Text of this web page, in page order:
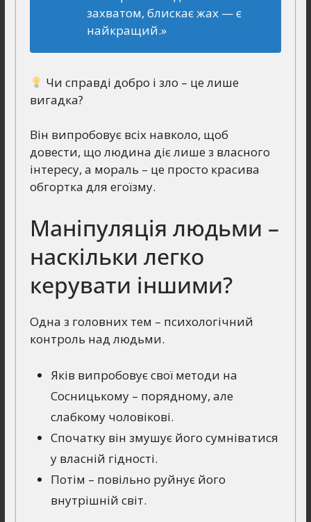
захватом, блискає жах — є
найкращий.»
Чи справді добро і зло – це лише
вигадка?
Він випробовує всіх навколо, щоб
довести, що людина діє лише з власного
інтересу, а мораль – це просто красива
обгортка для егоїзму.
Маніпуляція людьми –
наскільки легко
керувати іншими?
Одна з головних тем – психологічний
контроль над людьми.
Яків випробовує свої методи на
Сосницькому – порядному, але
слабкому чоловікові.
Спочатку він змушує його сумніватися
у власній гідності.
Потім – повільно руйнує його
внутрішній світ.